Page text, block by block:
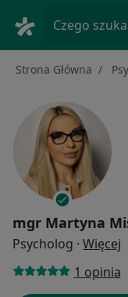
Czego
Strona Główna
mgr Martyna
Psycholog · Więcej
1 opinia